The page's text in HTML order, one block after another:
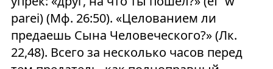
parei) (Мф. 26:50). «Целованием ли
предаешь Сына Человеческого?» (Лк.
22,48). Всего за несколько часов перед